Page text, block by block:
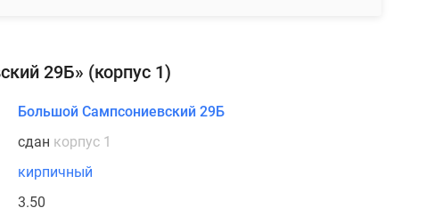
29Б» (корпус 1)
Большой Сампсониевский 29Б
сдан корпус 1
кирпичный
3.50